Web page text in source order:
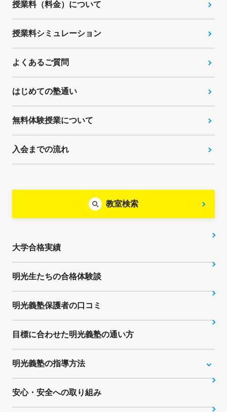
授業料（料金）について
授業料シミュレーション
よくあるご質問
はじめての塾通い
無料体験授業について
入会までの流れ
教室検索
大学合格実績
明光生たちの合格体験談
明光義塾保護者の口コミ
目標に合わせた明光義塾の通い方
明光義塾の指導方法
安心・安全への取り組み